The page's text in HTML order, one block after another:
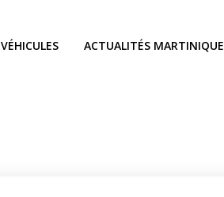
VÉHICULES ACTUALITÉS MARTINIQUE